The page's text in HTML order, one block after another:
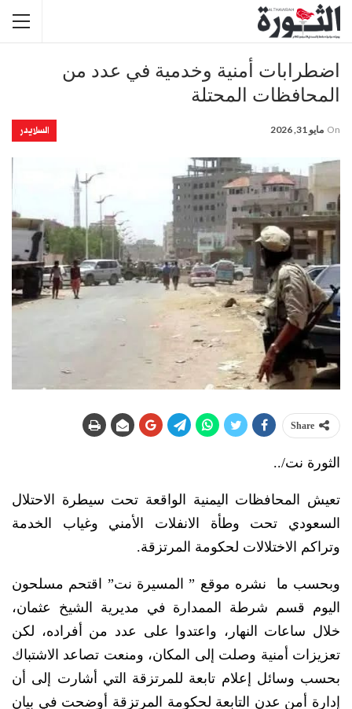
اضطرابات أمنية وخدمية في عدد من
المحافظات المحتلة
السلايدر On مايو 31, 2026
Share
الثورة نت/..
تعيش المحافظات اليمنية الواقعة تحت سيطرة الاحتلال
السعودي تحت وطأة الانفلات الأمني وغياب الخدمة
وتراكم الاختلالات لحكومة المرتزقة.
وبحسب ما نشره موقع ” المسيرة نت” اقتحم مسلحون
اليوم قسم شرطة الممدارة في مديرية الشيخ عثمان،
خلال ساعات النهار، واعتدوا على عدد من أفراده، لكن
تعزيزات أمنية وصلت إلى المكان، ومنعت تصاعد الاشتباك
بحسب وسائل إعلام تابعة للمرتزقة التي أشارت إلى أن
إدارة أمن عدن التابعة لحكومة المرتزقة أوضحت في بيان